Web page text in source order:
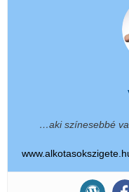
…aki színesebbé